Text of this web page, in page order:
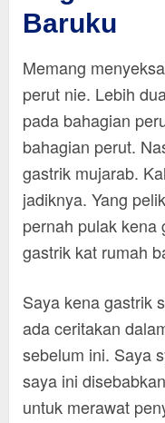
Baruku
Memang
perut nie. Lebih
pada bahagian
bahagian perut.
gastrik mujarab.
jadiknya. Yang
pernah pulak kena
gastrik kat rumah
Saya kena gastrik
ada ceritakan
sebelum ini. Saya
saya ini
untuk merawat